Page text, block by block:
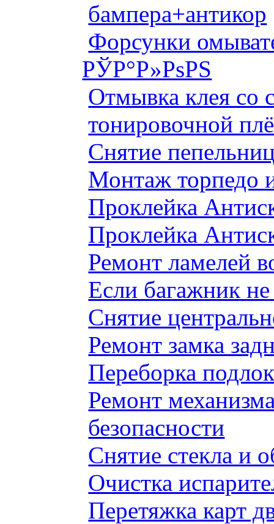
бампера+антикор
Форсунки
РЎР°Р»РѕРЅ
Отмывка клея со
тонировочной
Снятие
Монтаж торпедо
Проклейка
Проклейка
Ремонт ламелей
Если багажник
Снятие
Ремонт замка
Переборка
Ремонт
безопасности
Снятие стекла и
Очистка
Перетяжка карт